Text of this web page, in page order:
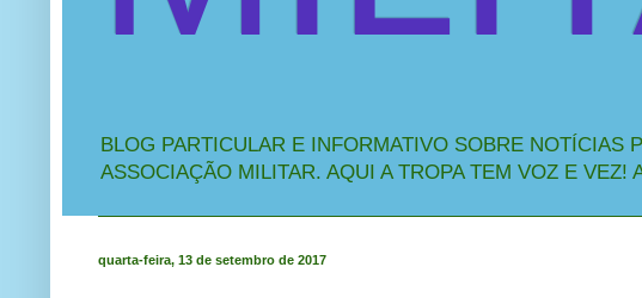
BLOG PARTICULAR E INFORMATIVO SOBRE NOTÍCIAS
ASSOCIAÇÃO MILITAR. AQUI A TROPA TEM VOZ E VEZ!
quarta-feira, 13 de setembro de 2017